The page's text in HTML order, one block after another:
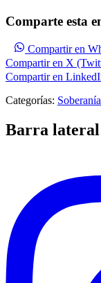
Comparte esta
Compartir en
Compartir en X
Compartir en
Categorías:
Barra